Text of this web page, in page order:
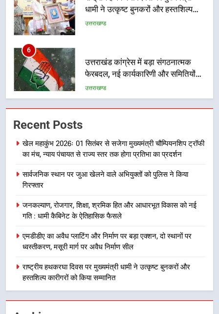
कारीगरों को किया सम्मानित
उत्तराखण्ड
6
फेरबदल, नई कार्यकारिणी और समितियों
का गठन
उत्तराखण्ड
7
मुख्यमंत्री धामी बोले- युवाओं को रोजगार
भर्ती
उत्तराखण्ड
दिल्ली-देहरादून आर्थिक कॉरिडोर से जुड़ी
का डीएम ने किया निरीक्षण; समयबद्ध एवं
गुणवत्तापूर्ण निर्माण सुनिश्चित करने के
नहींः डीएम
उत्तराखण्ड
खेल महाकुंभ 2026ः 01 सितंबर से सजेगा
न्याय पंचायत से राज्य स्तर तक होगा
प्रतिभा का प्रदर्शन
उत्तराखण्ड
Recent Posts
खेल महाकुंभ 2026ः 01 सितंबर से सजेगा मुख्यमंत्री चौम्पियनशिप ट्रॉफी
का मंच, न्याय पंचायत से राज्य स्तर तक होगा प्रतिभा का प्रदर्शन
सार्वजनिक स्थान पर जुआ खेलने वाले अभियुक्तों को पुलिस ने किया
गिरफ्तार
जनकल्याण, रोजगार, शिक्षा, श्रमिक हित और आधारभूत विकास को नई
गति : धामी कैबिनेट के ऐतिहासिक फैसले
एमडीडीए का अवैध प्लाटिंग और निर्माण पर बड़ा एक्शन, दो स्थानों पर
ध्वस्तीकरण, मसूरी मार्ग पर अवैध निर्माण सील
राष्ट्रीय हथकरघा दिवस पर मुख्यमंत्री धामी ने उत्कृष्ट बुनकरों और
हस्तशिल्प कारीगरों को किया सम्मानित